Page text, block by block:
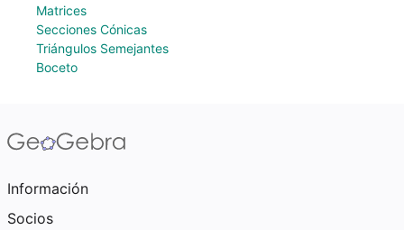
Matrices
Secciones Cónicas
Triángulos Semejantes
Boceto
Información
Socios